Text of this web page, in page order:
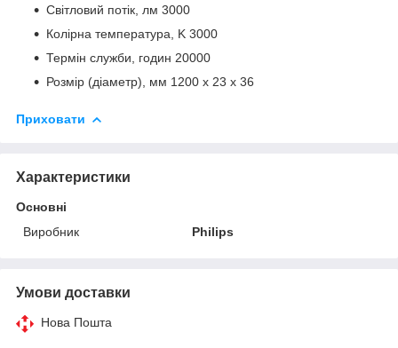
Світловий потік, лм 3000
Колірна температура, K 3000
Термін служби, годин 20000
Розмір (діаметр), мм 1200 x 23 x 36
Приховати
Характеристики
Основні
Виробник
Philips
Умови доставки
Нова Пошта